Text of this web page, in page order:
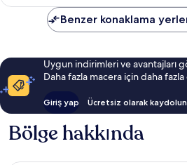
Benzer konaklama
Uygun indirimleri ve avantajları
Daha fazla macera için daha
Giriş yap Ücretsiz olarak kaydolun
Bölge hakkında